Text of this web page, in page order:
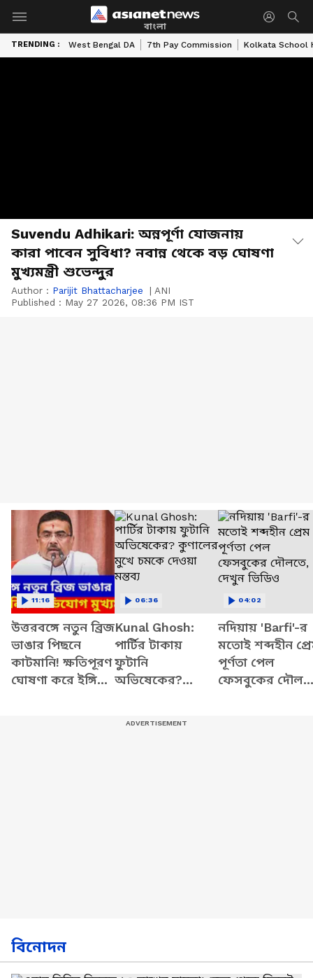
বাংলা
TRENDING : West Bengal DA 7th Pay Commission Kolkata School
Suvendu Adhikari: অন্নপূর্ণা যোজনায়
কারা পাবেন সুবিধা? নবান্ন থেকে বড় ঘোষণা
মুখ্যমন্ত্রী শুভেন্দুর
Author : Parijit Bhattacharjee | ANI
Published : May 27 2026, 08:36 PM IST
উত্তরবঙ্গে নতুন ব্রিজ
ভাঙার পিছনে
কাটমানি! ক্ষতিপূরণ
ঘোষণা করে ইঙ্গিত
11:16
Kunal Ghosh:
পার্টির টাকায়
ফুটানি
অভিষেকের?
06:36
নদিয়ায় 'Barfi'-র
মতোই শব্দহীন
পূর্ণতা পেল
ফেসবুকের
04:02
বিনোদন